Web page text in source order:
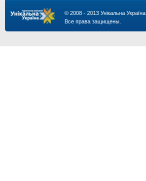
© 2008 - 2013 Унікальна Україна.
Все права защищены.